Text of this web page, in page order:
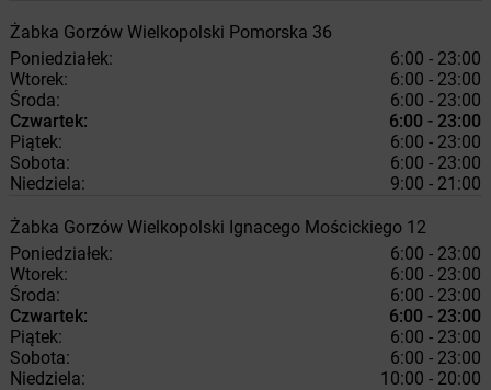
Żabka Gorzów Wielkopolski Pomorska 36
Poniedziałek:
6:00 - 23:00
Wtorek:
6:00 - 23:00
Środa:
6:00 - 23:00
Czwartek:
6:00 - 23:00
Piątek:
6:00 - 23:00
Sobota:
6:00 - 23:00
Niedziela:
9:00 - 21:00
Żabka Gorzów Wielkopolski Ignacego Mościckiego 12
Poniedziałek:
6:00 - 23:00
Wtorek:
6:00 - 23:00
Środa:
6:00 - 23:00
Czwartek:
6:00 - 23:00
Piątek:
6:00 - 23:00
Sobota:
6:00 - 23:00
Niedziela:
10:00 - 20:00